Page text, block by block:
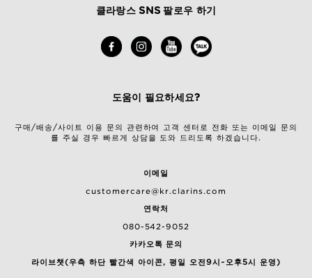
클라랑스 SNS 팔로우 하기
도움이 필요하세요?
구매/배송/사이트 이용 문의 관련하여 고객 센터로 전화 또는 이메일 문의
를 주실 경우 빠르게 상담을 도와 드리도록 하겠습니다.
이메일
customercare@kr.clarins.com
연락처
080-542-9052
카카오톡 문의
라이브챗(우측 하단 빨간색 아이콘, 평일 오전9시~오후5시 운영)